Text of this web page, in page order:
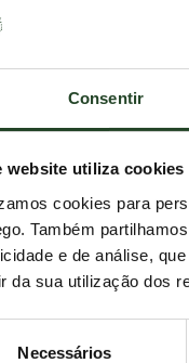
Consentir
website utiliza cookies
cookies para
Também
e de análise,
da sua utilização dos
Necessários
para que o seu cão
comida
pelo seu